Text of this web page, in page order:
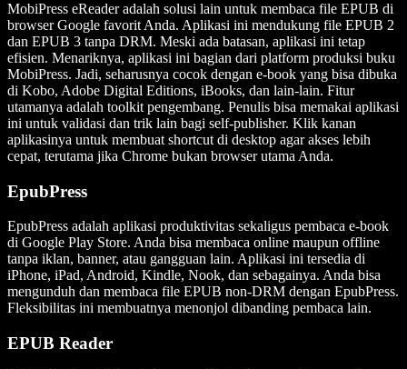
MobiPress eReader adalah solusi lain untuk membaca file EPUB di
browser Google favorit Anda. Aplikasi ini mendukung file EPUB 2
dan EPUB 3 tanpa DRM. Meski ada batasan, aplikasi ini tetap
efisien. Menariknya, aplikasi ini bagian dari platform produksi buku
MobiPress. Jadi, seharusnya cocok dengan e-book yang bisa dibuka
di Kobo, Adobe Digital Editions, iBooks, dan lain-lain. Fitur
utamanya adalah toolkit pengembang. Penulis bisa memakai aplikasi
ini untuk validasi dan trik lain bagi self-publisher. Klik kanan
aplikasinya untuk membuat shortcut di desktop agar akses lebih
cepat, terutama jika Chrome bukan browser utama Anda.
EpubPress
EpubPress adalah aplikasi produktivitas sekaligus pembaca e-book
di Google Play Store. Anda bisa membaca online maupun offline
tanpa iklan, banner, atau gangguan lain. Aplikasi ini tersedia di
iPhone, iPad, Android, Kindle, Nook, dan sebagainya. Anda bisa
mengunduh dan membaca file EPUB non-DRM dengan EpubPress.
Fleksibilitas ini membuatnya menonjol dibanding pembaca lain.
EPUB Reader